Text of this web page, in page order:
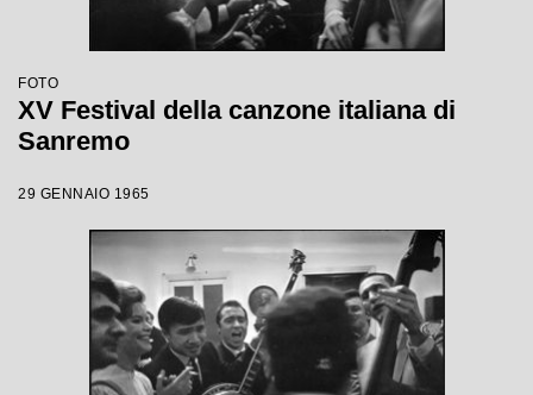
FOTO
XV Festival della canzone italiana di
Sanremo
29 GENNAIO 1965